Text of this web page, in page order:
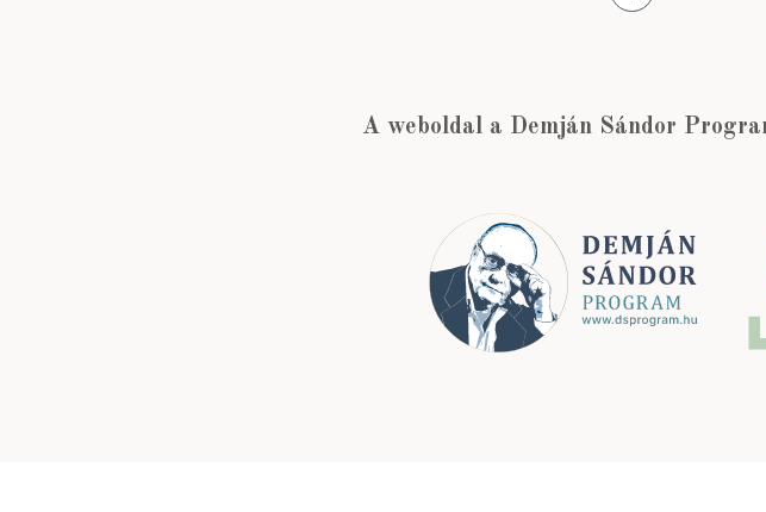
A weboldal a Demján Sándor